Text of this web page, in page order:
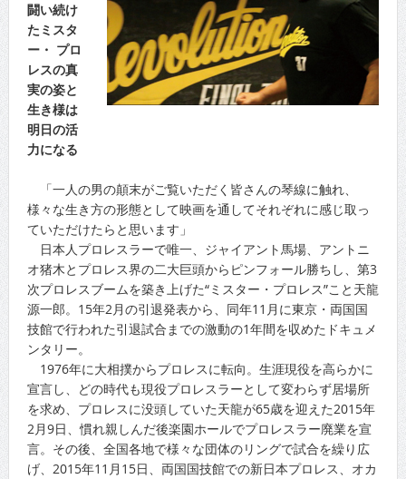
闘い続け
たミスタ
ー・ プロ
レスの真
実の姿と
生き様は
明日の活
力になる
「一人の男の顛末がご覧いただく皆さんの琴線に触れ、
様々な生き方の形態として映画を通してそれぞれに感じ取っ
ていただけたらと思います」
日本人プロレスラーで唯一、ジャイアント馬場、アントニ
オ猪木とプロレス界の二大巨頭からピンフォール勝ちし、第3
次プロレスブームを築き上げた“ミスター・プロレス”こと天龍
源一郎。15年2月の引退発表から、同年11月に東京・両国国
技館で行われた引退試合までの激動の1年間を収めたドキュメ
ンタリー。
1976年に大相撲からプロレスに転向。生涯現役を高らかに
宣言し、どの時代も現役プロレスラーとして変わらず居場所
を求め、プロレスに没頭していた天龍が65歳を迎えた2015年
2月9日、慣れ親しんだ後楽園ホールでプロレスラー廃業を宣
言。その後、全国各地で様々な団体のリングで試合を繰り広
げ、2015年11月15日、両国国技館での新日本プロレス、オカ